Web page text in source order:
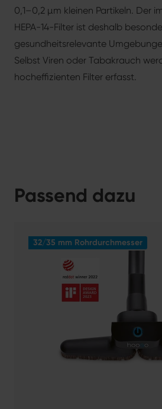
0,1–0,2 µm kleinen Partikeln. Der
HEPA-14-Filter ist deshalb
gesundheitsrelevante
Selbst Viren oder Tabakrauch
hocheffizienten Filter erfasst.
Passend dazu
32/35 mm Rohrdurchmesser